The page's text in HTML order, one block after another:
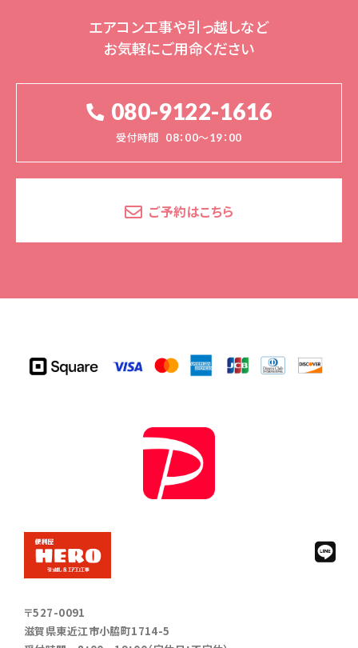
エアコン工事や引っ越しなど
お気軽にご用命ください
080-9122-1616
受付時間 08：00～19：00
ご予約はこちら
〒527-0091
滋賀県東近江市小脇町1714-5